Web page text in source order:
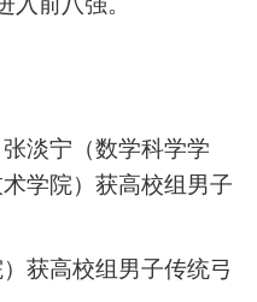
淡宁（数学科学学
学院）获高校组男子
获高校组男子传统弓